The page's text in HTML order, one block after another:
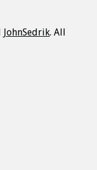
JohnSedrik. All